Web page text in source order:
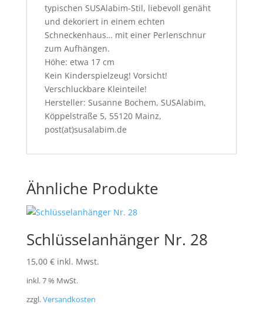
typischen SUSAlabim-Stil, liebevoll genäht
und dekoriert in einem echten
Schneckenhaus… mit einer Perlenschnur
zum Aufhängen.
Höhe: etwa 17 cm
Kein Kinderspielzeug! Vorsicht!
Verschluckbare Kleinteile!
Hersteller: Susanne Bochem, SUSAlabim,
Köppelstraße 5, 55120 Mainz,
post(at)susalabim.de
Ähnliche Produkte
Schlüsselanhänger Nr. 28
15,00 € inkl. Mwst.
inkl. 7 % MwSt.
zzgl.Versandkosten